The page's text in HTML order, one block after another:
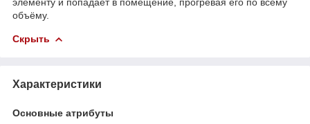
объёму.
Скрыть
Характеристики
Основные атрибуты